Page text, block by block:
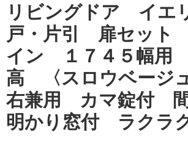
リビングドア イエ
戸・片引 扉セット
イン １７４５幅用
高 〈スロウベージ
右兼用 カマ錠付
明かり窓付 ラクラ